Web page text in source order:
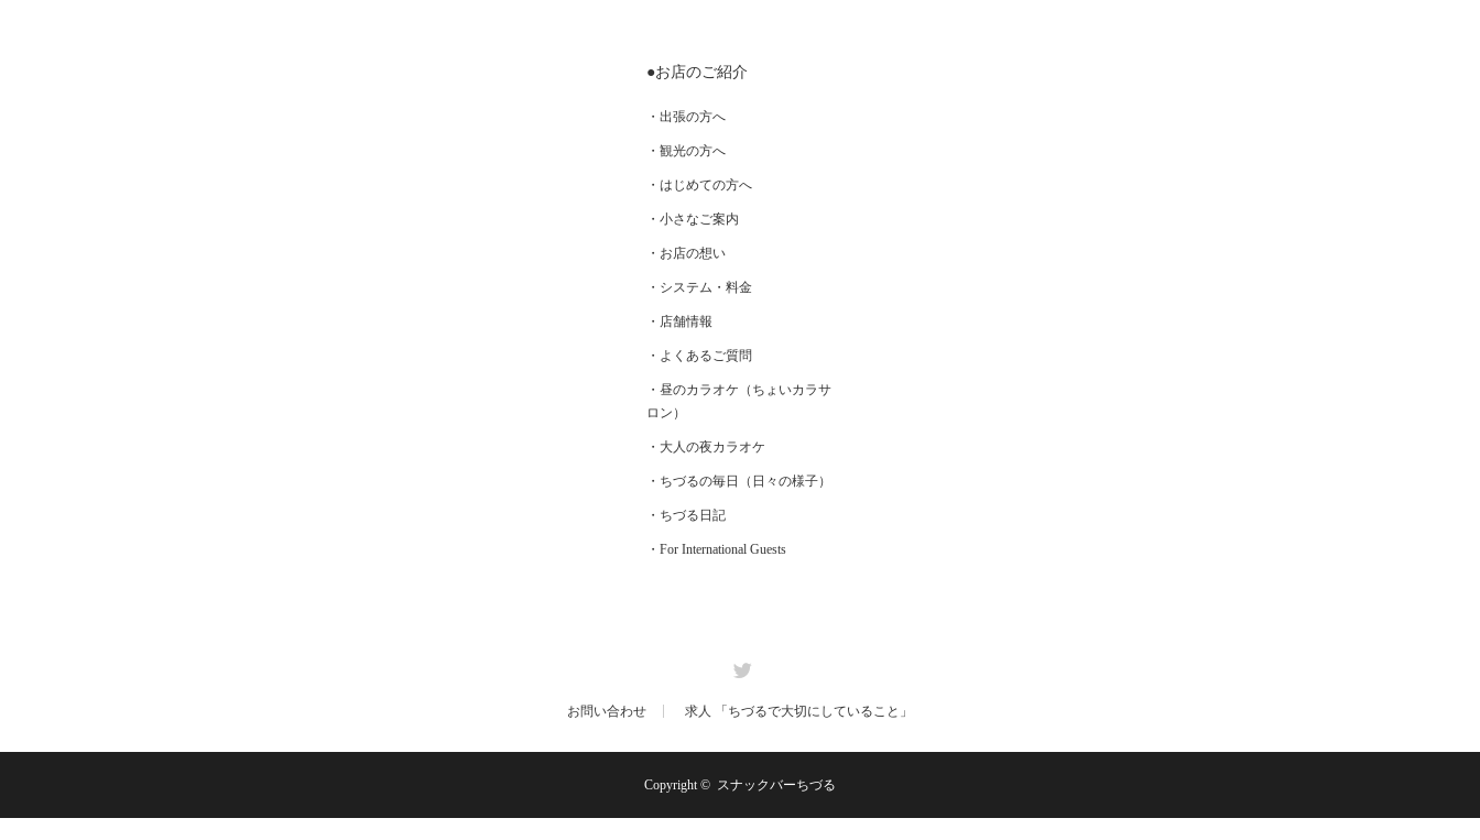
●お店のご紹介
・出張の方へ
・観光の方へ
・はじめての方へ
・小さなご案内
・お店の想い
・システム・料金
・店舗情報
・よくあるご質問
・昼のカラオケ（ちょいカラサ
ロン）
・大人の夜カラオケ
・ちづるの毎日（日々の様子）
・ちづる日記
・For International Guests
お問い合わせ 求人 「ちづるで大切にしていること」
Copyright © スナックバーちづる